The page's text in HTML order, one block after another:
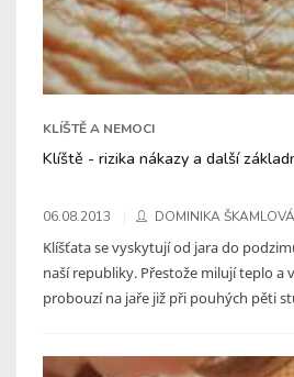
KLÍŠTĚ A NEMOCI
Klíště - rizika nákazy a další
06.08.2013 DOMINIKA ŠKAMLOVÁ
Klíšťata se vyskytují od jara do
naší republiky. Přestože milují teplo a
probouzí na jaře již při pouhých pěti